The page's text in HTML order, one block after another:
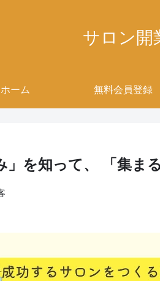
サロン開
ホーム 無料会員登録
」を知って、 「集ま